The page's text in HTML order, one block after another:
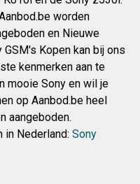
worden
en Nieuwe
Kopen kan bij ons
kenmerken aan te
mooie Sony en wil je
op Aanbod.be heel
aangeboden.
in Nederland: Sony